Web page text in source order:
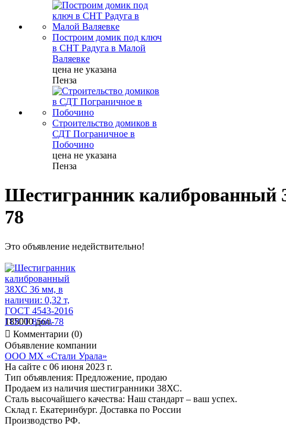
Построим домик под ключ
в СНТ Радуга в Малой
Валяевке
цена не указана
Пенза
Строительство домиков в
СДТ Пограничное в
Побочино
цена не указана
Пенза
Шестигранник калиброванный
78
Это объявление недействительно!
185000 дол.
 Комментарии (0)
Объявление компании
ООО МХ «Стали Урала»
На сайте с 06 июня 2023 г.
Тип объявления: Предложение, продаю
Продаем из наличия шестигранники 38ХС.
Сталь высочайшего качества: Наш стандарт – ваш успех.
Склад г. Екатеринбург. Доставка по России
Производство РФ.